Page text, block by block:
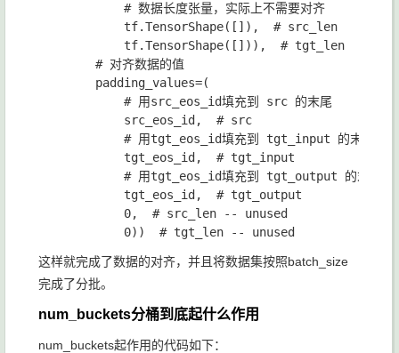
# 数据长度张量，实际上不需要对齐
tf.TensorShape([]), # src_len
tf.TensorShape([])), # tgt_len
# 对齐数据的值
padding_values=(
# 用src_eos_id填充到 src 的末尾
src_eos_id , # src
# 用tgt_eos_id填充到 tgt_input 的末尾
tgt_eos_id , # tgt_input
# 用tgt_eos_id填充到 tgt_output 的末尾
tgt_eos_id , # tgt_output
0, # src_len -- unused
0))
这样就完成了数据的对齐，并且将数据集按照batch_size
完成了分批。
num_buckets分桶到底起什么作用
num_buckets起作用的代码如下：